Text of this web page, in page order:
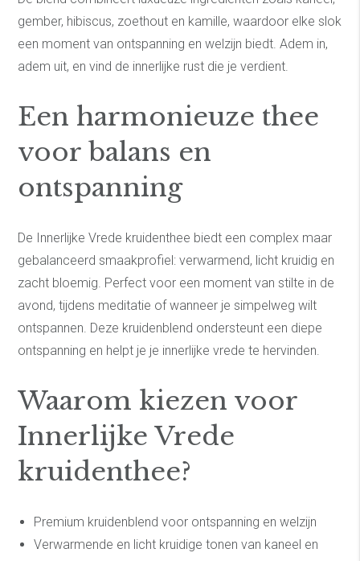
gember, hibiscus, zoethout en kamille, waardoor elke slok
een moment van ontspanning en welzijn biedt. Adem in,
adem uit, en vind de innerlijke rust die je verdient.
Een harmonieuze thee
voor balans en
ontspanning
De Innerlijke Vrede kruidenthee biedt een complex maar
gebalanceerd smaakprofiel: verwarmend, licht kruidig en
zacht bloemig. Perfect voor een moment van stilte in de
avond, tijdens meditatie of wanneer je simpelweg wilt
ontspannen. Deze kruidenblend ondersteunt een diepe
ontspanning en helpt je je innerlijke vrede te hervinden.
Waarom kiezen voor
Innerlijke Vrede
kruidenthee?
Premium kruidenblend voor ontspanning en welzijn
Verwarmende en licht kruidige tonen van kaneel en